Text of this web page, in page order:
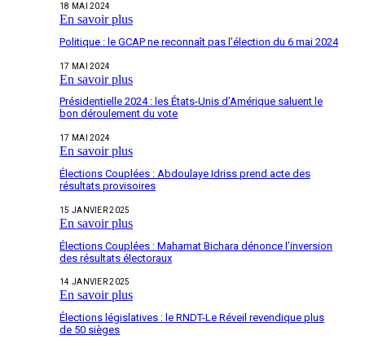
18 MAI 2024
En savoir plus
Politique : le GCAP ne reconnaît pas l’élection du 6 mai 2024
17 MAI 2024
En savoir plus
Présidentielle 2024 : les États-Unis d’Amérique saluent le
bon déroulement du vote
17 MAI 2024
En savoir plus
Élections Couplées : Abdoulaye Idriss prend acte des
résultats provisoires
15 JANVIER 2025
En savoir plus
Élections Couplées : Mahamat Bichara dénonce l’inversion
des résultats électoraux
14 JANVIER 2025
En savoir plus
Élections législatives : le RNDT-Le Réveil revendique plus
de 50 sièges